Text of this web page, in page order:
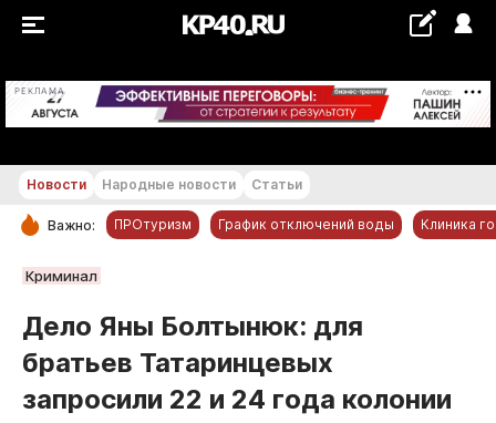
РЕКЛАМА +21...+22 °С
РУБРИКИ
Обнинск
Статьи
Народные новости
Новости Народные новости Статьи
Важно: ПРОтуризм График отключений воды Клиника
Криминал
Дело Яны Болтынюк: для
братьев Татаринцевых
запросили 22 и 24 года колонии